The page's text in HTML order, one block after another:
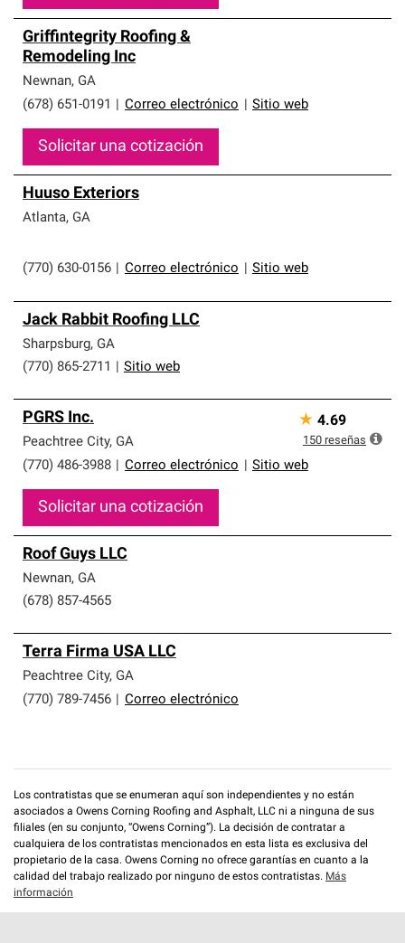
Griffintegrity Roofing &
Remodeling Inc
Newnan, GA
(678) 651-0191
Correo electrónico Sitio web
Solicitar una cotización
Huuso Exteriors
Atlanta, GA
(770) 630-0156 Correo electrónico Sitio web
Jack Rabbit Roofing LLC
Sharpsburg, GA
(770) 865-2711
Sitio web
PGRS Inc.
Peachtree City, GA
(770) 486-3988
Correo electrónico Sitio web
Solicitar una cotización
★ 4.69
150 reseñas
Roof Guys LLC
Newnan, GA
(678) 857-4565
Terra Firma USA LLC
Peachtree City, GA
(770) 789-7456
Correo electrónico
Los contratistas que se enumeran aquí son independientes y no están
asociados a Owens Corning Roofing and Asphalt, LLC ni a ninguna de sus
filiales (en su conjunto, “Owens Corning”). La decisión de contratar a
cualquiera de los contratistas mencionados en esta lista es exclusiva del
propietario de la casa. Owens Corning no ofrece garantías en cuanto a la
calidad del trabajo realizado por ninguno de estos contratistas. Más
información